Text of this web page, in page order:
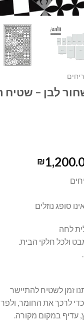
לבן – שטיח
₪
סופג נוזלים
לחה
ולכל חלקי הבית.
זמן לשטיח להתיישר
לרכך את החומר,
עדיף במקום מקורה.